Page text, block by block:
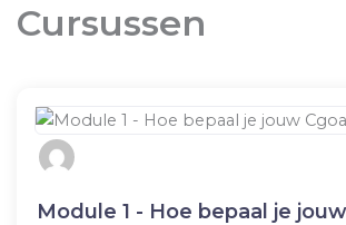
Cursussen
Module 1 - Hoe bepaal je